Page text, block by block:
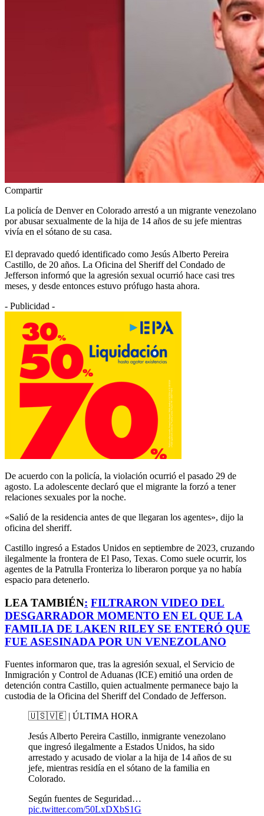
Compartir
La policía de Denver en Colorado arrestó a un migrante venezolano
por abusar sexualmente de la hija de 14 años de su jefe mientras
vivía en el sótano de su casa.
El depravado quedó identificado como Jesús Alberto Pereira
Castillo, de 20 años. La Oficina del Sheriff del Condado de
Jefferson informó que la agresión sexual ocurrió hace casi tres
meses, y desde entonces estuvo prófugo hasta ahora.
- Publicidad -
De acuerdo con la policía, la violación ocurrió el pasado 29 de
agosto. La adolescente declaró que el migrante la forzó a tener
relaciones sexuales por la noche.
«Salió de la residencia antes de que llegaran los agentes», dijo la
oficina del sheriff.
Castillo ingresó a Estados Unidos en septiembre de 2023, cruzando
ilegalmente la frontera de El Paso, Texas. Como suele ocurrir, los
agentes de la Patrulla Fronteriza lo liberaron porque ya no había
espacio para detenerlo.
LEA TAMBIÉN: FILTRARON VIDEO DEL
DESGARRADOR MOMENTO EN EL QUE LA
FAMILIA DE LAKEN RILEY SE ENTERÓ QUE
FUE ASESINADA POR UN VENEZOLANO
Fuentes informaron que, tras la agresión sexual, el Servicio de
Inmigración y Control de Aduanas (ICE) emitió una orden de
detención contra Castillo, quien actualmente permanece bajo la
custodia de la Oficina del Sheriff del Condado de Jefferson.
🇺🇸🇻🇪 | ÚLTIMA HORA
Jesús Alberto Pereira Castillo, inmigrante venezolano
que ingresó ilegalmente a Estados Unidos, ha sido
arrestado y acusado de violar a la hija de 14 años de su
jefe, mientras residía en el sótano de la familia en
Colorado.
Según fuentes de Seguridad…
pic.twitter.com/50LxDXbS1G